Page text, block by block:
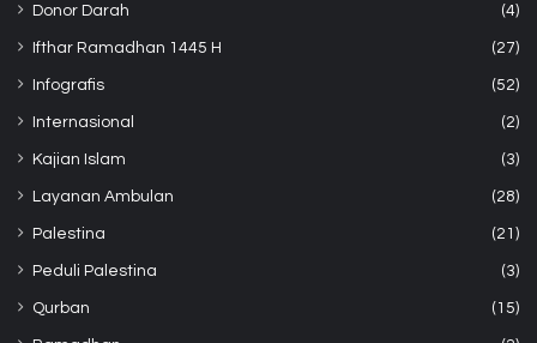
Donor Darah (4)
Ifthar Ramadhan 1445 H (27)
Infografis (52)
Internasional (2)
Kajian Islam (3)
Layanan Ambulan (28)
Palestina (21)
Peduli Palestina (3)
Qurban (15)